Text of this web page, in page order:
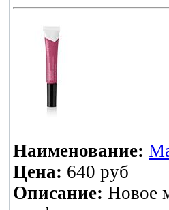
Наименование:
Цена: 640 руб
Описание: Новое